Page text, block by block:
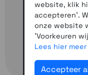
website, klik
accepteren'.
onze website
'Voorkeuren
Lees hier
Accepteer